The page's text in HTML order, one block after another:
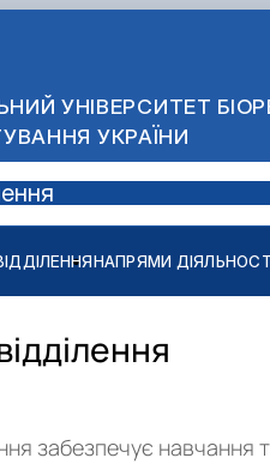
УНІВЕРСИТЕТ
УКРАЇНИ
НАПРЯМИ
курси
забезпечує